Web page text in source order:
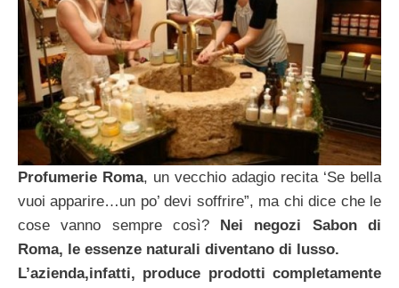
Profumerie Roma, un vecchio adagio recita ‘Se bella
vuoi apparire…un po’ devi soffrire”, ma chi dice che le
cose vanno sempre così?
Nei negozi Sabon di
Roma, le essenze naturali diventano di lusso.
L’azienda,infatti, produce prodotti completamente